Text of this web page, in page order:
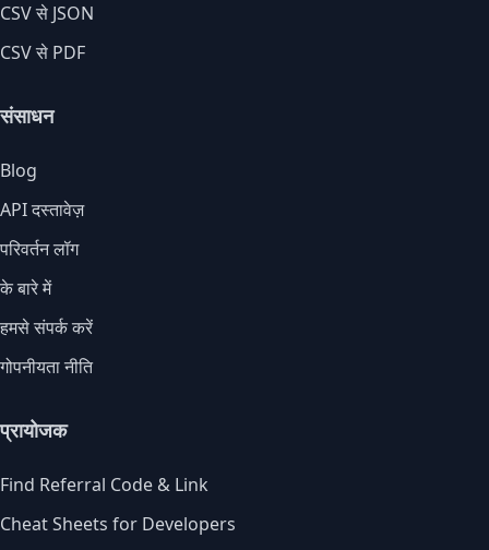
CSV से JSON
CSV से PDF
संसाधन
Blog
API दस्तावेज़
परिवर्तन लॉग
के बारे में
हमसे संपर्क करें
गोपनीयता नीति
प्रायोजक
Find Referral Code & Link
Cheat Sheets for Developers